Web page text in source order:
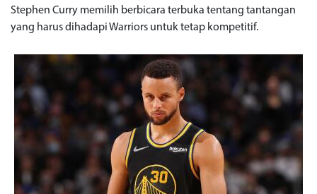
Stephen Curry memilih berbicara terbuka tentang tantangan
yang harus dihadapi Warriors untuk tetap kompetitif.